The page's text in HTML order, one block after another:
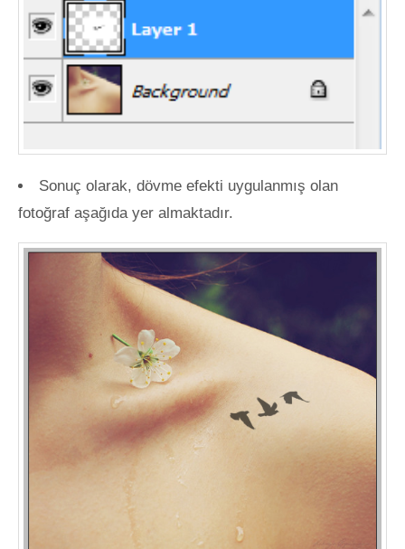
Sonuç olarak, dövme efekti uygulanmış olan
fotoğraf aşağıda yer almaktadır.